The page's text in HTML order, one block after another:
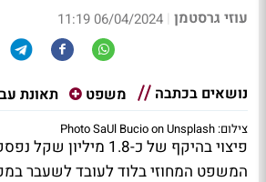
עוזי גרסטמן |
06/04/2024 11:19
נושאים בכתבה משפט תאונת
צילום: Photo SaUl Bucio on Unsplash
פיצוי בהיקף של כ-1.8
המשפט המחוזי בלוד לעובד לשעבר